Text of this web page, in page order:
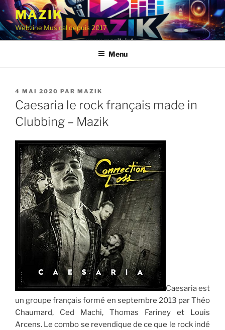
Aller
contenu
principal
MAZIK
Webzine Musical depuis 2017
Menu
PUBLIÉ
LE
4 MAI 2020 PAR MAZIK
Caesaria le rock français made in
Clubbing – Mazik
Caesaria est
un groupe français formé en septembre 2013 par Théo
Chaumard, Ced Machi, Thomas Fariney et Louis
Arcens. Le combo se revendique de ce que le rock indé